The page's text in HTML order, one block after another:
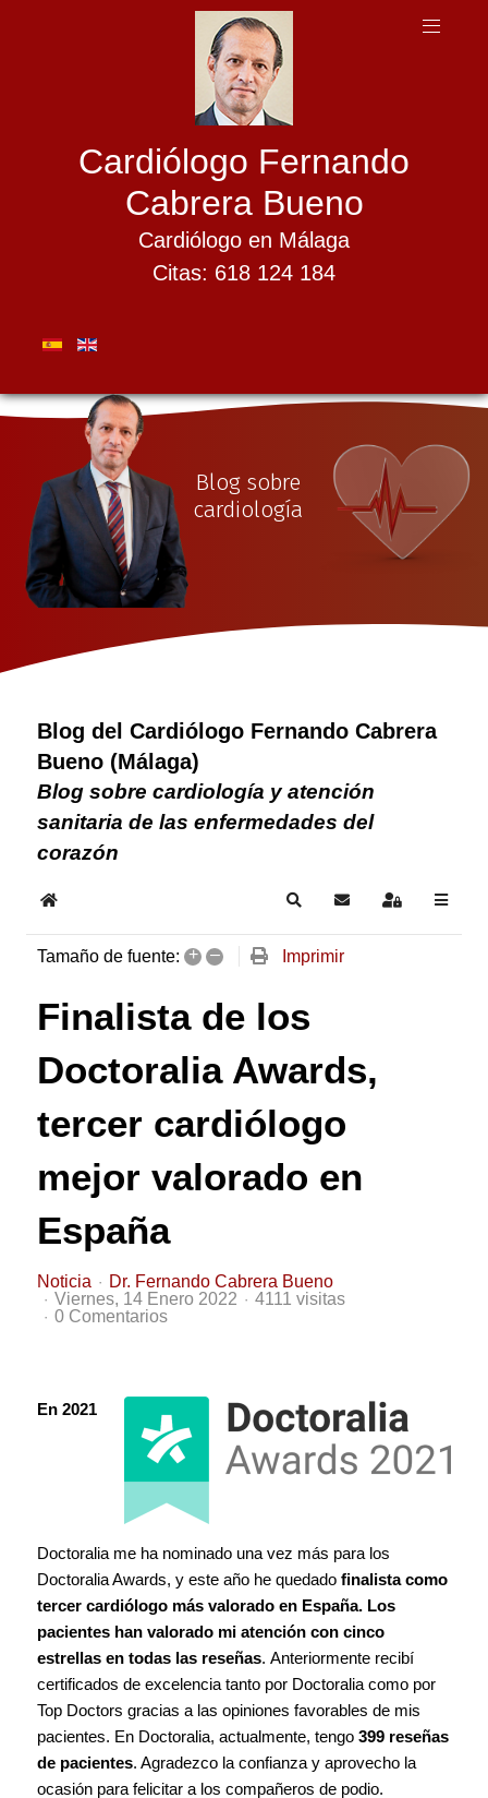
Cardiólogo Fernando
Cabrera Bueno
Cardiólogo en Málaga
Citas: 618 124 184
Blog sobre
cardiología
Blog del Cardiólogo Fernando Cabrera
Bueno (Málaga)
Blog sobre cardiología y atención
sanitaria de las enfermedades del
corazón
Home SearchSuscribirse a las
Sign In
Tamaño de fuente: + – Imprimir
Finalista de los
Doctoralia Awards,
tercer cardiólogo
mejor valorado en
España
Noticia
Dr. Fernando Cabrera Bueno
Viernes, 14 Enero 2022
4111 visitas
0 Comentarios
En 2021
Doctoralia me ha nominado una vez más para los
Doctoralia Awards, y este año he quedado finalista como
tercer cardiólogo más valorado en España. Los
pacientes han valorado mi atención con cinco
estrellas en todas las reseñas. Anteriormente recibí
certificados de excelencia tanto por Doctoralia como por
Top Doctors gracias a las opiniones favorables de mis
pacientes. En Doctoralia, actualmente, tengo 399 reseñas
de pacientes. Agradezco la confianza y aprovecho la
ocasión para felicitar a los compañeros de podio.